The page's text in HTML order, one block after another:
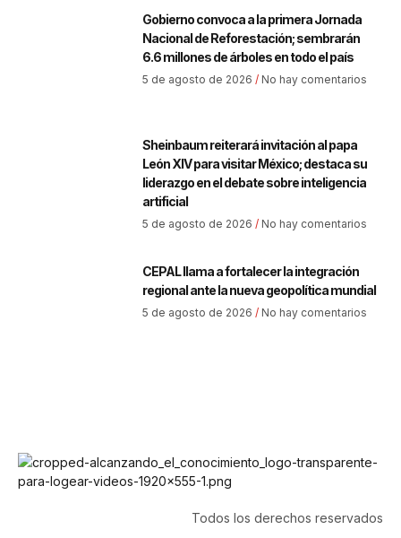
Gobierno convoca a la primera Jornada
Nacional de Reforestación; sembrarán
6.6 millones de árboles en todo el país
5 de agosto de 2026 No hay comentarios
Sheinbaum reiterará invitación al papa
León XIV para visitar México; destaca su
liderazgo en el debate sobre inteligencia
artificial
5 de agosto de 2026 No hay comentarios
CEPAL llama a fortalecer la integración
regional ante la nueva geopolítica mundial
5 de agosto de 2026 No hay comentarios
Todos los derechos reservados